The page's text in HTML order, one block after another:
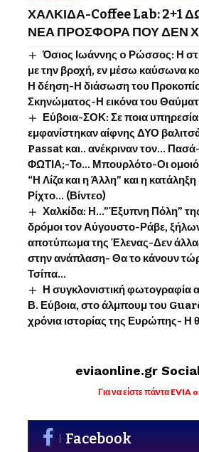
ΧΑΛΚΙΔΑ-Coffee Lab: 2+1
ΝΕΑ ΠΡΟΣΦΟΡΑ ΠΟΥ ΔΕΝ
Όσιος Ιωάννης o Ρώσσος: Η
με την βροχή, εν μέσω καύσωνα
Η δέηση-Η διάσωση του
Σκηνώματος-Η εικόνα του
Εύβοια-ΣΟΚ: Σε ποια
εμφανίστηκαν αίφνης ΔΥΟ
Passat και.. ανέκριναν τον…
ΦΩΤΙΑ;-Το… Μπουρλότο-Οι
“Η Λίζα και η Άλλη” και η κατάληξη
Ρίχτο… (Βίντεο)
Χαλκίδα: Η…”Έξυπνη Πόλη”
δρόμοι τον Αύγουστο-Ράβε,
αποτύπωμα της Έλενας-Δεν
στην ανάπλαση- Θα το κάνουν
Τσίπα…
Η συγκλονιστική φωτογραφία
Β. Εύβοια, στο άλμπουμ του
χρόνια ιστορίας της Ευρώπης- Η
eviaonline.gr
Για να είστε πάντα EVIA
Facebook